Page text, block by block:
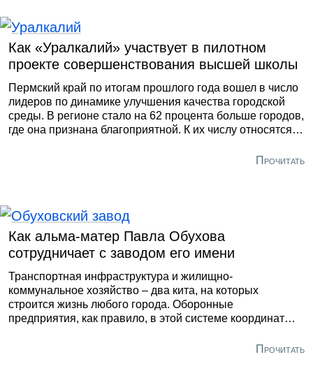
Как «Уралкалий» участвует в пилотном
проекте совершенствования высшей школы
Пермский край по итогам прошлого года вошел в число
лидеров по динамике улучшения качества городской
среды. В регионе стало на 62 процента больше городов,
где она признана благоприятной. К их числу относятся и
Соликамск и Березники. В ближайшем будущем этиПрочитать
Как альма-матер Павла Обухова
сотрудничает с заводом его имени
Транспортная инфраструктура и жилищно-
коммунальное хозяйство – два кита, на которых
строится жизнь любого города. Оборонные
предприятия, как правило, в этой системе координат
Петербурге ситуация иная: только за 4 месяца текущего
Прочитать